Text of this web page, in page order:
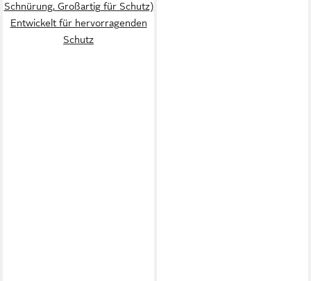
Schnürung, Großartig für Schutz)
Entwickelt für hervorragenden
Schutz